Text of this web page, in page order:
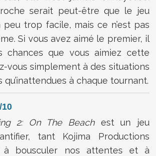
serait peut-être que le jeu
trop facile, mais ce n’est pas
Si vous avez aimé le premier, il
que vous aimiez cette
vous simplement à des situations
qu’inattendues à chaque tournant.
2: On The Beachest un jeu
tant Kojima Productions
à bousculer nos attentes et à